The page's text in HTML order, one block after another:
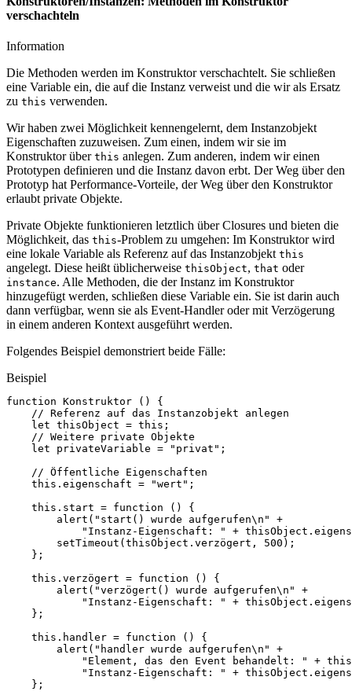
verschachteln
Information
Die Methoden werden im Konstruktor verschachtelt. Sie schließen
eine Variable ein, die auf die Instanz verweist und die wir als Ersatz
zu this verwenden.
Wir haben zwei Möglichkeit kennengelernt, dem Instanzobjekt
Eigenschaften zuzuweisen. Zum einen, indem wir sie im
Konstruktor über this anlegen. Zum anderen, indem wir einen
Prototypen definieren und die Instanz davon erbt. Der Weg über den
Prototyp hat Performance-Vorteile, der Weg über den Konstruktor
erlaubt private Objekte.
Private Objekte funktionieren letztlich über Closures und bieten die
Möglichkeit, das this-Problem zu umgehen: Im Konstruktor wird
eine lokale Variable als Referenz auf das Instanzobjekt this
angelegt. Diese heißt üblicherweise thisObject, that oder
instance. Alle Methoden, die der Instanz im Konstruktor
hinzugefügt werden, schließen diese Variable ein. Sie ist darin auch
dann verfügbar, wenn sie als Event-Handler oder mit Verzögerung
in einem anderen Kontext ausgeführt werden.
Folgendes Beispiel demonstriert beide Fälle:
Beispiel
function Konstruktor ()
{
// Referenz auf das Instanzobjekt anlegen
let thisObject = this ;
// Weitere private Objekte
let
privateVariable = "privat" ;
// Öffentliche Eigenschaften
this . eigenschaft = "wert" ;
this . start = function ()
{
alert ( "start() wurde aufgerufen\n"
+
"Instanz-Eigenschaft: "
+ thisObject .
setTimeout ( thisObject . verzögert , 500 );
};
this . verzögert = function ()
{
alert ( "verzögert() wurde aufgerufen\n"
+
"Instanz-Eigenschaft: "
+ thisObject .
};
this . handler = function ()
{
alert ( "handler wurde aufgerufen\n"
+
"Element, das den Event behandelt: "
+ this
"Instanz-Eigenschaft: "
+ thisObject .
};